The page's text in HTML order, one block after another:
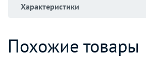
Характеристики
Похожие товары